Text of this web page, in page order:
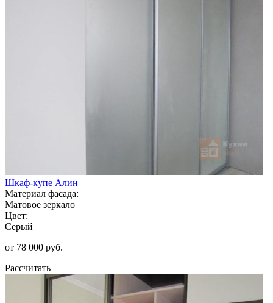
Шкаф-купе Алин
Материал фасада:
Матовое зеркало
Цвет:
Серый
от 78 000 руб.
Рассчитать